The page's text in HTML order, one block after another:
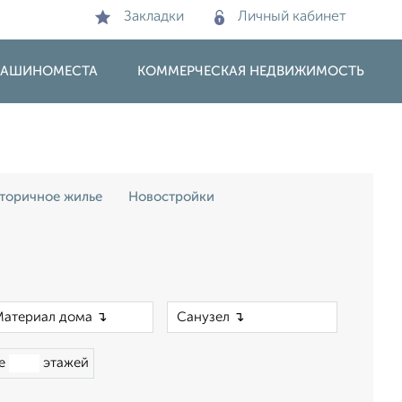
Закладки Личный кабинет
КОММЕРЧЕСКАЯ НЕДВИЖИМОСТЬ
жилье Новостройки
этажей